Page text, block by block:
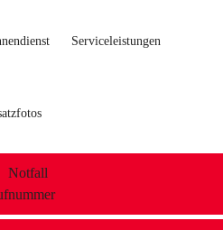
Serviceleistungen